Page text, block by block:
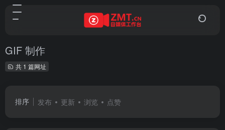
GIF 制作
共 1 篇网址
排序 发布 更新 浏览 点赞